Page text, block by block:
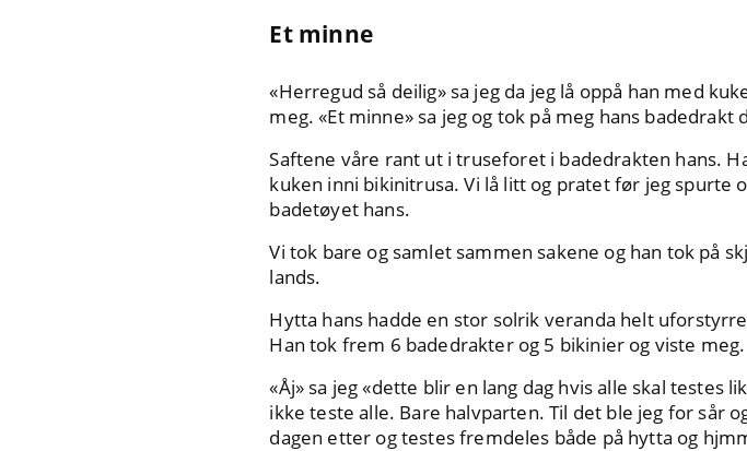
Et minne
«Herregud så deilig» sa jeg da jeg lå oppå han med
meg. «Et minne» sa jeg og tok på meg hans badedrakt
Saftene våre rant ut i truseforet i badedrakten hans.
kuken inni bikinitrusa. Vi lå litt og pratet før jeg spurte
badetøyet hans.
Vi tok bare og samlet sammen sakene og han tok på
lands.
Hytta hans hadde en stor solrik veranda helt
Han tok frem 6 badedrakter og 5 bikinier og viste meg.
«Åj» sa jeg «dette blir en lang dag hvis alle skal testes
ikke teste alle. Bare halvparten. Til det ble jeg for sår
dagen etter og testes fremdeles både på hytta og